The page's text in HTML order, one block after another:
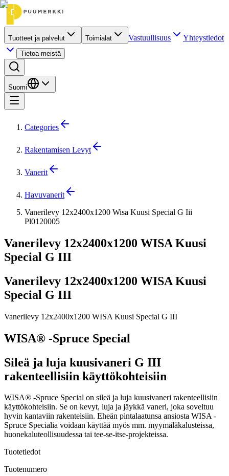
Tuotteet ja palvelut Toimialat Vastuullisuus Yhteystiedot
Tietoa meistä
Suomi
Categories
Rakentamisen Levyt
Vanerit
Havuvanerit
Vanerilevy 12x2400x1200 Wisa Kuusi Special G Iii
Pl0120005
Vanerilevy 12x2400x1200 WISA Kuusi
Special G III
Vanerilevy 12x2400x1200 WISA Kuusi
Special G III
Vanerilevy 12x2400x1200 WISA Kuusi Special G III
WISA® -Spruce Special
Sileä ja luja kuusivaneri G III
rakenteellisiin käyttökohteisiin
WISA® -Spruce Special on sileä ja luja kuusivaneri rakenteellisiin
käyttökohteisiin. Se on kevyt, luja ja jäykkä vaneri, joka soveltuu
hyvin kantaviin rakenteisiin. Eheän pintalaatunsa ansiosta WISA -
Spruce Specialia voidaan käyttää myös mm. myymäläkalusteissa,
huonekaluteollisuudessa tai tee-se-itse-projekteissa.
Tuotetiedot
Tuotenumero